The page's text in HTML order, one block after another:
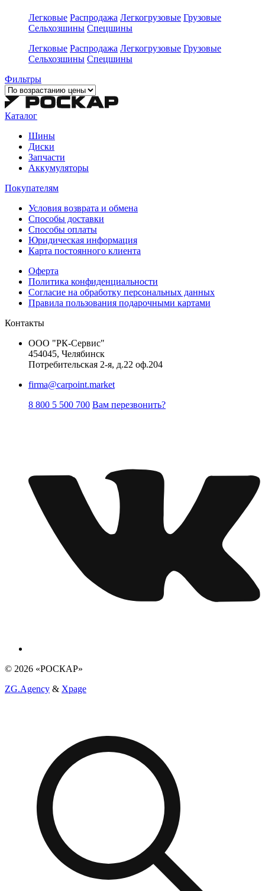
Легковые Распродажа Легкогрузовые Грузовые
Сельхозшины Спецшины
Легковые Распродажа Легкогрузовые Грузовые
Сельхозшины Спецшины
Фильтры
Каталог
Шины
Диски
Запчасти
Аккумуляторы
Покупателям
Условия возврата и обмена
Способы доставки
Способы оплаты
Юридическая информация
Карта постоянного клиента
Оферта
Политика конфиденциальности
Согласие на обработку персональных данных
Правила пользования подарочными картами
Контакты
ООО "РК-Сервис"
454045, Челябинск
Потребительская 2-я, д.22 оф.204
firma@carpoint.market
8 800 5 500 700 Вам перезвонить?
© 2026 «РОСКАР»
ZG.Agency & Xpage